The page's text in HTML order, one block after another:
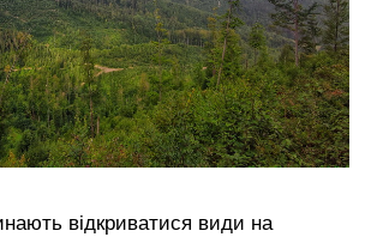
відкриватися види на